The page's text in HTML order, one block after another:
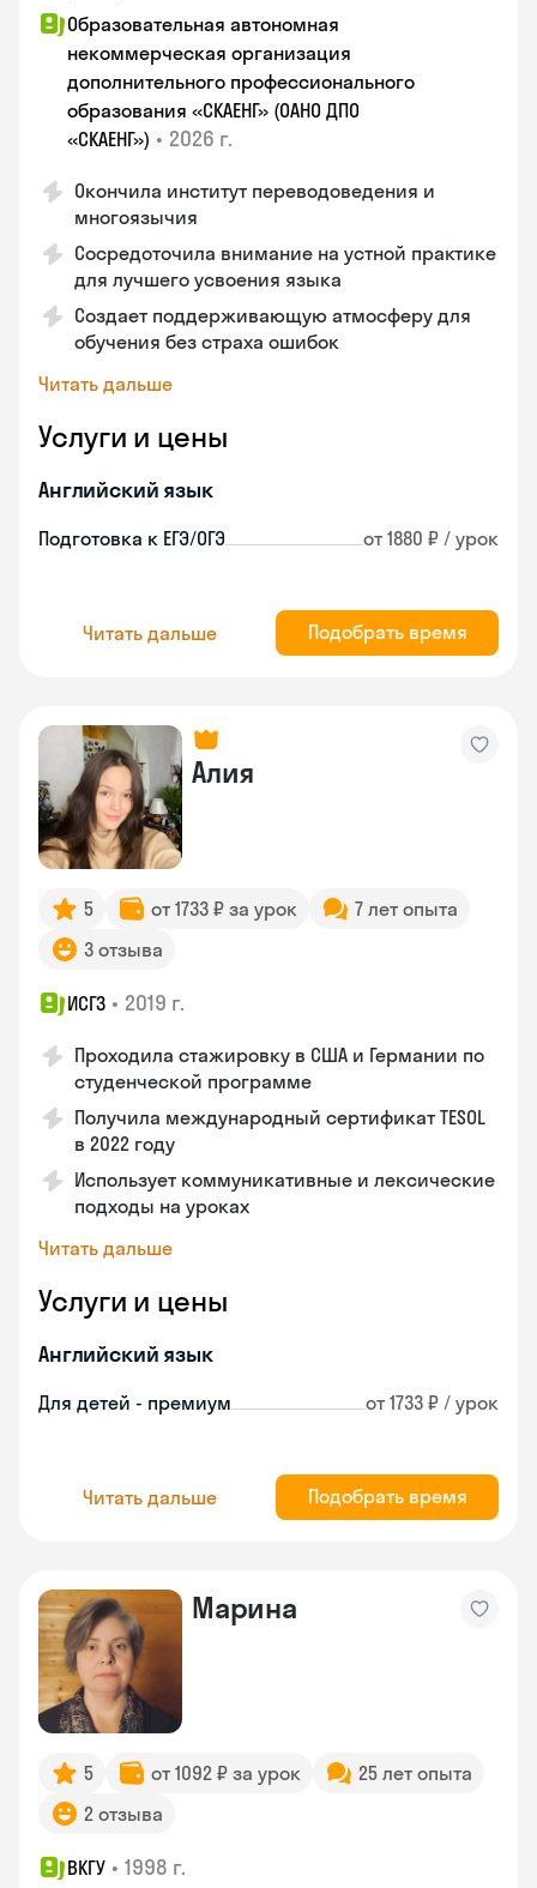
Образовательная автономная
некоммерческая организация
дополнительного профессионального
образования «СКАЕНГ» (ОАНО ДПО
«СКАЕНГ») • 2026 г.
Окончила институт переводоведения и
многоязычия
Сосредоточила внимание на устной практике
для лучшего усвоения языка
Создает поддерживающую атмосферу для
обучения без страха ошибок
Читать дальше
Услуги и цены
Английский язык
Подготовка к ЕГЭ/ОГЭ от 1880 ₽ / урок
Читать дальше Подобрать время
Алия
5 от 1733 ₽ за урок
7 лет опыта
3 отзыва
ИСГЗ • 2019 г.
Проходила стажировку в США и Германии по
студенческой программе
Получила международный сертификат TESOL
в 2022 году
Использует коммуникативные и лексические
подходы на уроках
Читать дальше
Услуги и цены
Английский язык
Для детей - премиум от 1733 ₽ / урок
Читать дальше Подобрать время
Марина
5 от 1092 ₽ за урок
25 лет опыта
2 отзыва
ВКГУ • 1998 г.